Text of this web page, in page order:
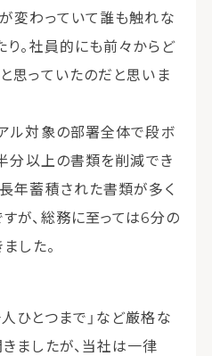
変わっていて誰も触れな
り。社員的にも前々からど
思っていたのだと思いま
ル対象の部署全体で段ボ
分以上の書類を削減でき
年蓄積された書類が多く
が、総務に至っては6分の
した。
ひとつまで」など厳格な
ましたが、当社は一律